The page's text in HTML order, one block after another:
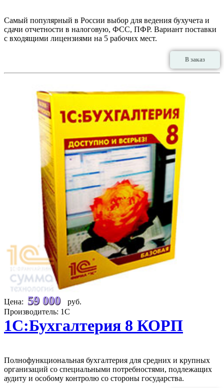
Самый популярный в России выбор для ведения бухучета и
сдачи отчетности в налоговую, ФСС, ПФР. Вариант поставки
с входящими лицензиями на 5 рабочих мест.
В заказ
Цена: 59 000
руб.
Производитель: 1С
1С:Бухгалтерия 8 КОРП
Полнофункциональная бухгалтерия для средних и крупных
организаций со специальными потребностями, подлежащих
аудиту и особому контролю со стороны государства.